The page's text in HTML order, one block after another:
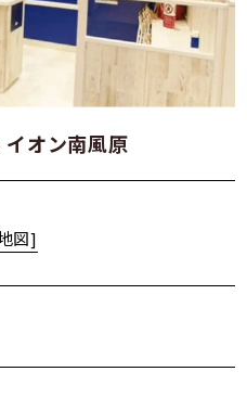
イオン南風原
図]